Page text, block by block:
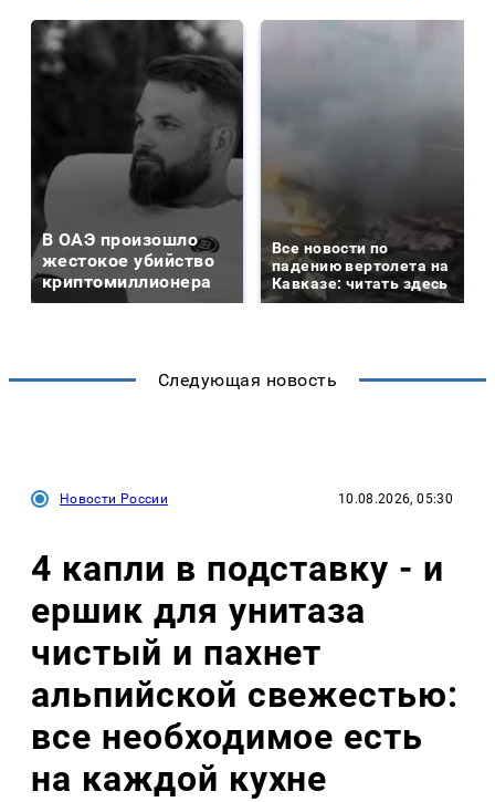
В ОАЭ произошло
жестокое убийство
криптомиллионера
Все новости по
падению вертолета на
Кавказе: читать здесь
Следующая новость
Новости России 10.08.2026, 05:30
4 капли в подставку - и
ершик для унитаза
чистый и пахнет
альпийской свежестью:
все необходимое есть
на каждой кухне